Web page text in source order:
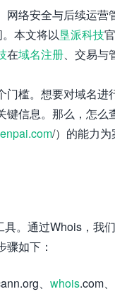
络安全与后续运
本文将以垦派科技
在域名注册、交易与
槛。想要对域名
信息。那么，怎
/）的能力
。通过Whois，我
如下：
、 whois.com